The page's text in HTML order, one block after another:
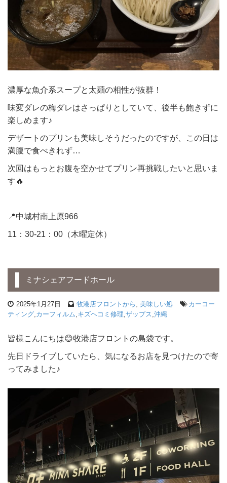
濃厚な魚介系スープと太麺の相性が抜群！
味変ダレの梅ダレはさっぱりとしていて、後半も飽きずに
楽しめます♪
デザートのプリンも美味しそうだったのですが、この日は
満腹で食べきれず…
次回はもっとお腹を空かせてプリン再挑戦したいと思いま
す🔥
📍中城村南上原966
11：30-21：00（木曜定休）
ミナシェアフードホール
2025年1月27日 牧港店フロントから , 美味しい処
カーコー
ティング,カーフィルム,キズヘコミ修理,ザップス,沖縄
皆様こんにちは😊牧港店フロントの島袋です。
先日ドライブしていたら、気になるお店を見つけたので寄
ってみました♪